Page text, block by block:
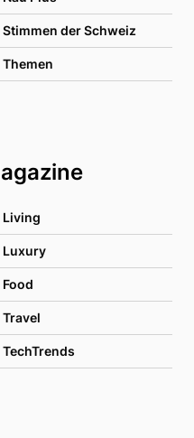
Stimmen der Schweiz
Themen
Living
Luxury
Food
Travel
TechTrends